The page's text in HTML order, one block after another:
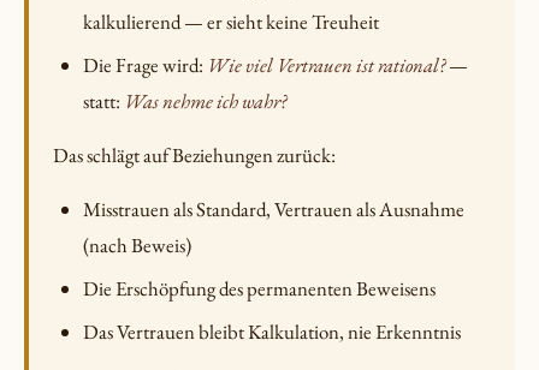
kalkulierend — er sieht keine Treuheit
Die Frage wird: Wie viel Vertrauen ist rational?—
statt: Was nehme ich wahr?
Das schlägt auf Beziehungen zurück:
Misstrauen als Standard, Vertrauen als Ausnahme
(nach Beweis)
Die Erschöpfung des permanenten Beweisens
Das Vertrauen bleibt Kalkulation, nie Erkenntnis